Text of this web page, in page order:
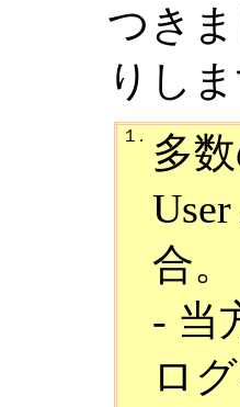
つき
りしま
１.
多
合。
- 当
ロ